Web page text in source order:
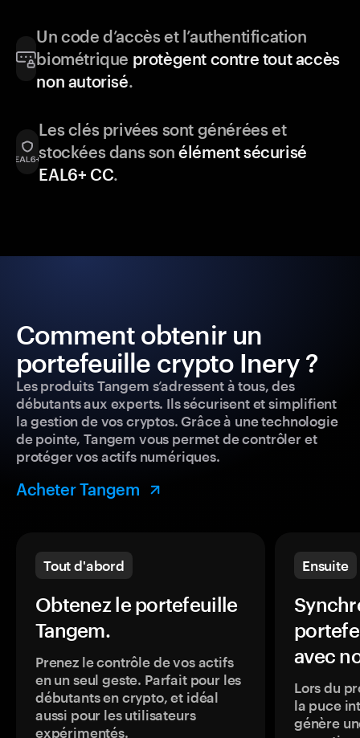
Un code d’accès et l’authentification
biométrique protègent contre tout accès
non autorisé.
Les clés privées sont générées et
stockées dans sonélément sécurisé
EAL6+ CC.
Comment obtenir un
portefeuille crypto Inery ?
Les produits Tangem s’adressent à tous, des
débutants aux experts. Ils sécurisent et simplifient
la gestion de vos cryptos. Grâce à une technologie
de pointe, Tangem vous permet de contrôler et
protéger vos actifs numériques.
Acheter Tangem
Tout d'abord
Obtenez le portefeuille
Tangem.
Prenez le contrôle de vos actifs
en un seul geste. Parfait pour les
débutants en crypto, et idéal
aussi pour les utilisateurs
expérimentés.
Ensuite
avec
Lors du
la puce
génère